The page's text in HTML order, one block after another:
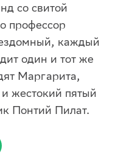
со свитой
профессор
каждый
один и тот же
Маргарита,
жестокий пятый
Понтий Пилат.